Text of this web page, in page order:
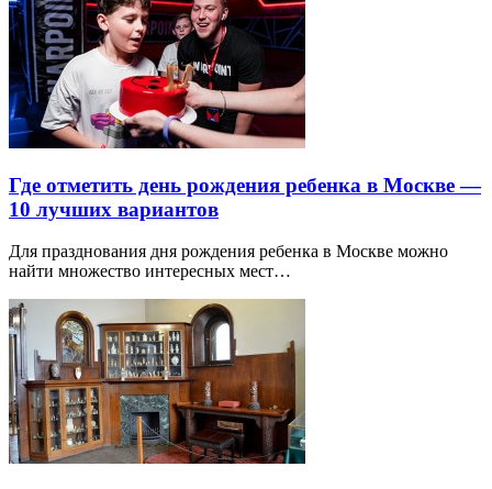
Где отметить день рождения ребенка в Москве —
10 лучших вариантов
Для празднования дня рождения ребенка в Москве можно
найти множество интересных мест…